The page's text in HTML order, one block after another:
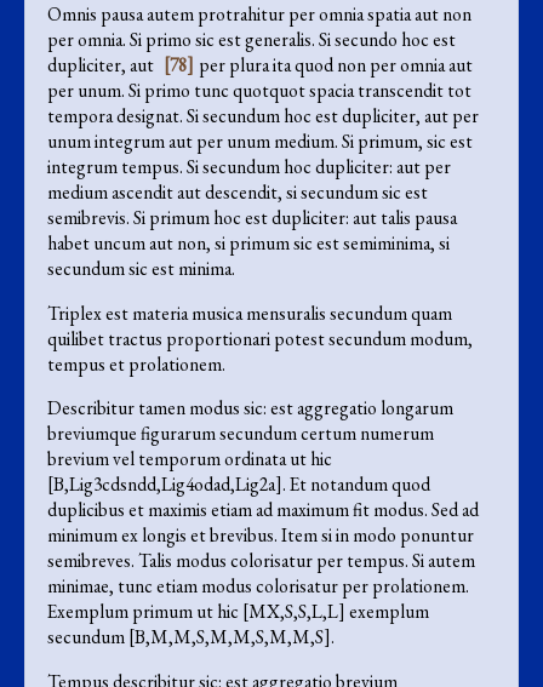
Omnis pausa autem protrahitur per omnia spatia aut non
per omnia. Si primo sic est generalis. Si secundo hoc est
dupliciter, aut [78] per plura ita quod non per omnia aut
per unum. Si primo tunc quotquot spacia transcendit tot
tempora designat. Si secundum hoc est dupliciter, aut per
unum integrum aut per unum medium. Si primum, sic est
integrum tempus. Si secundum hoc dupliciter: aut per
medium ascendit aut descendit, si secundum sic est
semibrevis. Si primum hoc est dupliciter: aut talis pausa
habet uncum aut non, si primum sic est semiminima, si
secundum sic est minima.
Triplex est materia musica mensuralis secundum quam
quilibet tractus proportionari potest secundum modum,
tempus et prolationem.
Describitur tamen modus sic: est aggregatio longarum
breviumque figurarum secundum certum numerum
brevium vel temporum ordinata ut hic
[B,Lig3cdsndd,Lig4odad,Lig2a]. Et notandum quod
duplicibus et maximis etiam ad maximum fit modus. Sed ad
minimum ex longis et brevibus. Item si in modo ponuntur
semibreves. Talis modus colorisatur per tempus. Si autem
minimae, tunc etiam modus colorisatur per prolationem.
Exemplum primum ut hic [MX,S,S,L,L] exemplum
secundum [B,M,M,S,M,M,S,M,M,S].
Tempus describitur sic: est aggregatio brevium